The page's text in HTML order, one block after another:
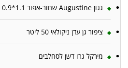
גגון Augustine שחור-אפור 1.1*0.9 מבית פלרם – Canopia
ציפור גן עדן ניקולאי 50 ליטר
מירקל גרו דשן לסחלבים